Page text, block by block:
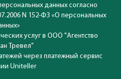
данных согласно
N 152-ФЗ «О персональных
услуг в ООО "Агентство
Тревел"
через платежный сервис
Uniteller